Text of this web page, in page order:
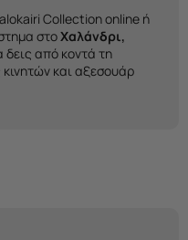
Collection online ή
στοΧαλάνδρι,
δεις από κοντά τη
και αξεσουάρ